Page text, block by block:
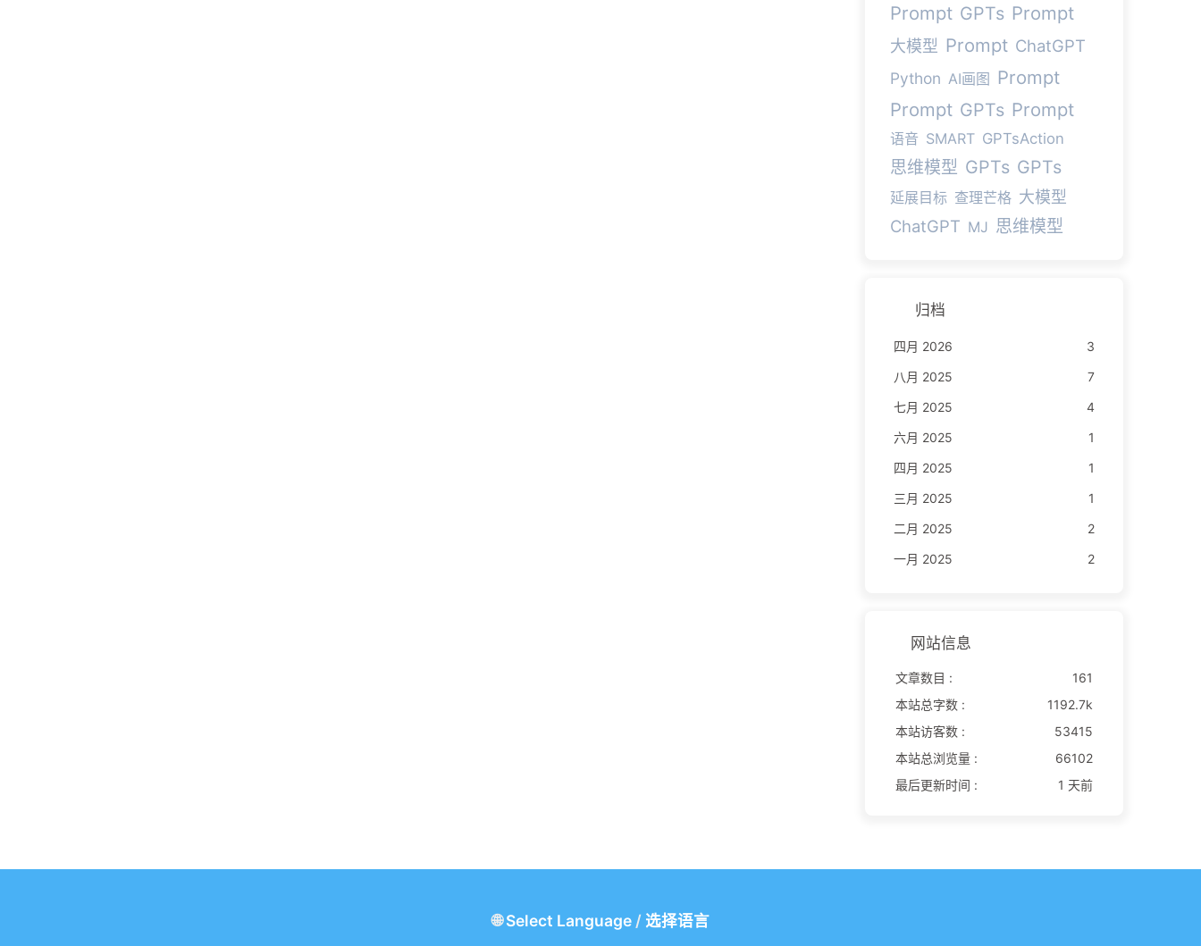
Prompt GPTs Prompt
大模型 Prompt ChatGPT
Python AI画图 Prompt
Prompt GPTs Prompt
语音 SMART GPTsAction
思维模型 GPTs GPTs
延展目标 查理芒格 大模型
ChatGPT MJ 思维模型
归档
四月 2026
3
八月 2025
7
七月 2025
4
六月 2025
1
四月 2025
1
三月 2025
1
二月 2025
2
一月 2025
2
网站信息
文章数目 :
161
本站总字数 :
1192.7k
本站访客数 :
53415
本站总浏览量 :
66102
最后更新时间 :
1 天前
🌐Select Language/ 选择语言